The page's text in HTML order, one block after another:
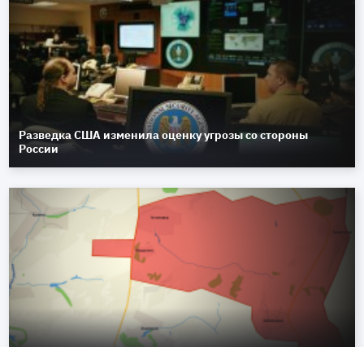
Разведка США изменила оценку угрозы со стороны
России